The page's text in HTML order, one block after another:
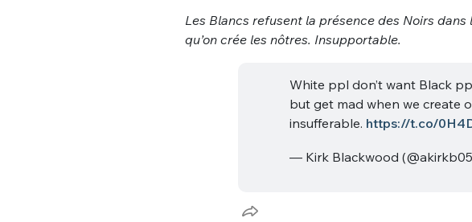
Les Blancs refusent la présence des Noirs dans
qu’on crée les nôtres. Insupportable.
White ppl don’t want Black
but get mad when we create
insufferable. https://t.co/
— Kirk Blackwood
Bienvenue !
PSEUDO*
VOTRE PARTICIPATION